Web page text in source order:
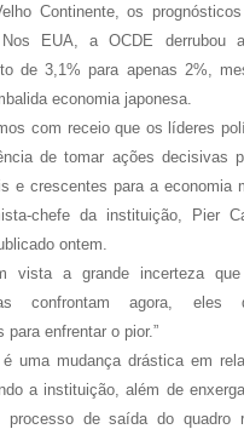
Continente, os
Nos EUA, a OCDE derrubou
de 3,1% para apenas 2%,
economia japonesa.
com receio que os líderes
de tomar ações decisivas
e crescentes para a economia
chefe da instituição, Pier
ontem.
vista a grande incerteza
confrontam agora, eles
para enfrentar o pior.”
uma mudança drástica em
a instituição, além de
processo de saída do quadro